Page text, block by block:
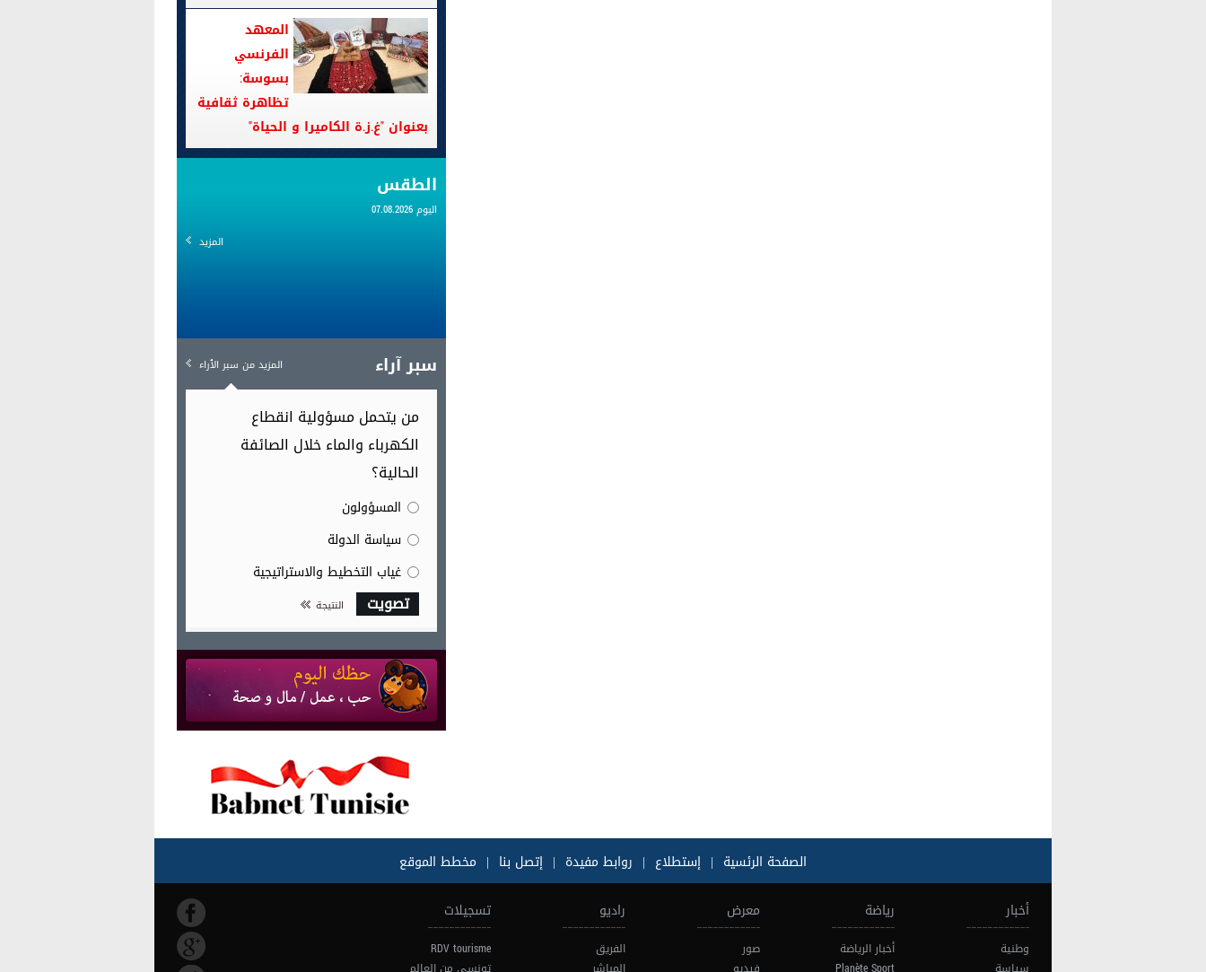
المعهد
الفرنسي
بسوسة:
تظاهرة ثقافية
بعنوان "غ.ز.ة الكاميرا و الحياة"
الطقس
اليوم 07.08.2026
المزيد
المزيد من سبر الٱراء سبر آراء
من يتحمل مسؤولية انقطاع
الكهرباء والماء خلال الصائفة
الحالية؟
المسؤولون
سياسة الدولة
غياب التخطيط والاستراتيجية
تصويت النتيجة
الصفحة الرئسية | إستطلاع | روابط مفيدة | إتصل بنا | مخطط الموقع
أخبار
وطنية
رياضة
أخبار الرياضة
معرض
صور
راديو
الفريق
تسجيلات
RDV tourisme